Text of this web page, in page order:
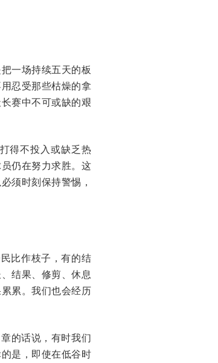
一场持续五天的板
忍受那些枯燥的拿
赛中不可或缺的艰
得不投入或缺乏热
仍在努力求胜。这
须时刻保持警惕，
比作枝子，有的结
结果、修剪、休息
累。我们也会经历
的话说，有时我们
是，即使在低谷时